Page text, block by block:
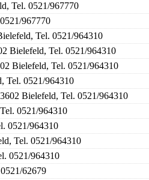
Tel. 0521/967770
967770
Tel. 0521/964310
Bielefeld, Tel. 0521/964310
Bielefeld, Tel. 0521/964310
Tel. 0521/964310
Bielefeld, Tel. 0521/964310
0521/964310
0521/964310
Tel. 0521/964310
0521/964310
62679